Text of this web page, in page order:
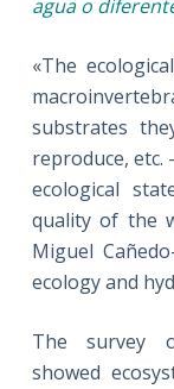
agua o
«The
substrates
reproduce,
ecological
quality of the
Miguel
ecology and
The survey
showed